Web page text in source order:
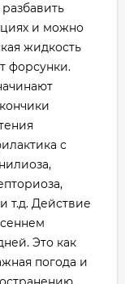
и можно
жидкость
форсунки.
с
т.д. Действие
Это как
погода и